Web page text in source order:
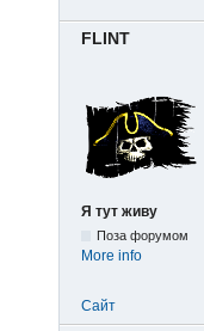
FLINT
Я тут живу
Поза форумом
More info
Сайт